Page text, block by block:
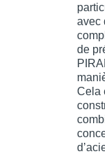
avec
de
Cela